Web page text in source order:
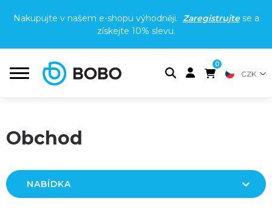
Nakupujte v našem e-shopu výhodněji. Zaregistrujtese a
získejte 10% slevu.
0
CZK
Obchod
NABÍDKA